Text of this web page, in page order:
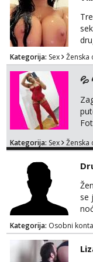
Kategorija: Sex Ženska
💦
Kategorija: Sex Ženska
se
Kategorija: Osobni